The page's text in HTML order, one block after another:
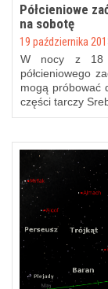
Półcieniowe
na sobotę
Posted on
19 października
W nocy z 18
półcieniowego
mogą próbować
części tarczy